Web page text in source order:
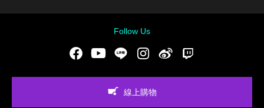
Follow Us
FacebookYoutubeLINE Instgram新浪微博
線上購物